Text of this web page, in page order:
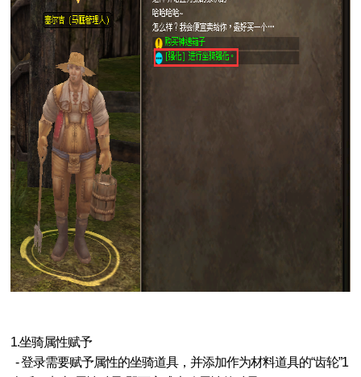
1.坐骑属性赋予
- 登录需要赋予属性的坐骑道具，并添加作为材料道具的“齿轮”1